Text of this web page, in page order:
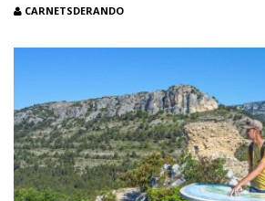
CARNETSDERANDO